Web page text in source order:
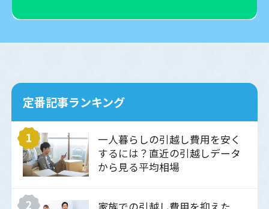
定番記事ランキング
一人暮らしの引越し費用を安く
するには？直近の引越しデータ
から見る平均相場